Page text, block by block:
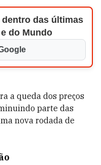
dentro das últimas
do Mundo
a queda dos preços
parte das
nova rodada de